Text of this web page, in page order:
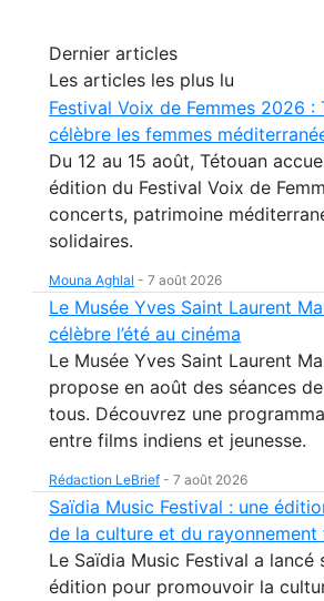
Dernier articles
Les articles les plus lu
Festival Voix de Femmes 2026 :
célèbre les femmes
Du 12 au 15 août, Tétouan
édition du Festival Voix de
concerts, patrimoine
solidaires.
Mouna Aghlal - 7 août 2026
Le Musée Yves Saint Laurent
célèbre l’été au cinéma
Le Musée Yves Saint Laurent
propose en août des séances
tous. Découvrez une
entre films indiens et jeunesse.
Rédaction LeBrief - 7 août 2026
Saïdia Music Festival : une
de la culture et du
Le Saïdia Music Festival a lancé
édition pour promouvoir la